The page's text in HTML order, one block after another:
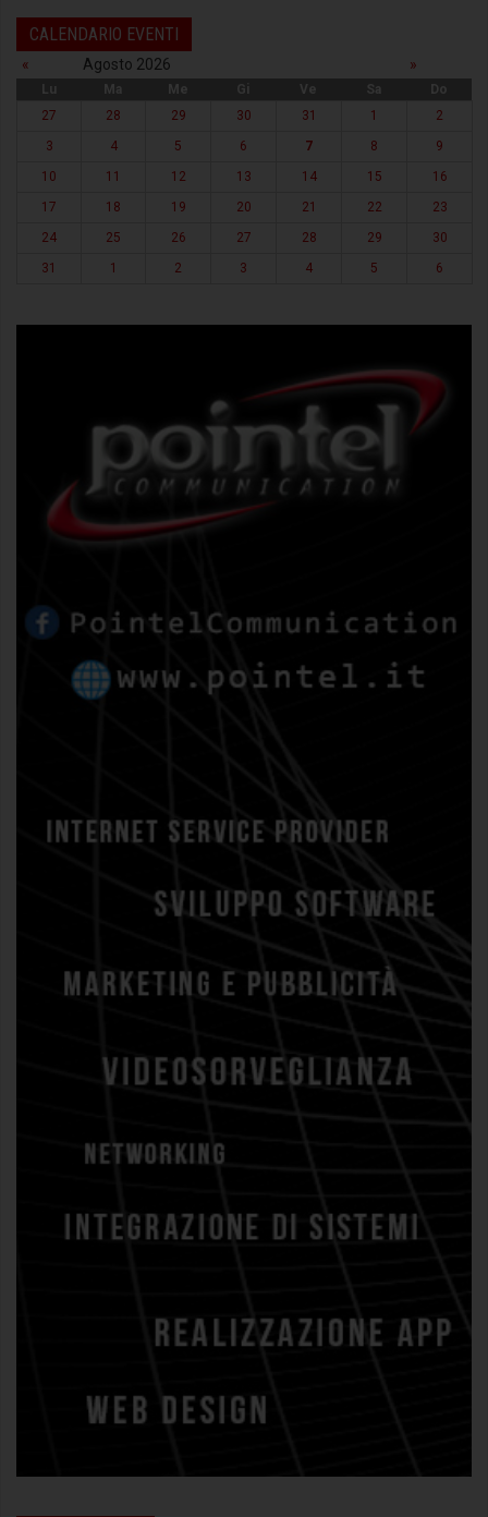
CALENDARIO EVENTI
« Agosto 2026 »
Lu Ma Me Gi Ve Sa
Do
27
28 29 30 31 1
2
3
4 5 6 7 8
9
10
11 12 13 14 15
16
17
18 19 20 21 22
23
24
25 26 27 28 29
30
31
1 2 3 4 5 6